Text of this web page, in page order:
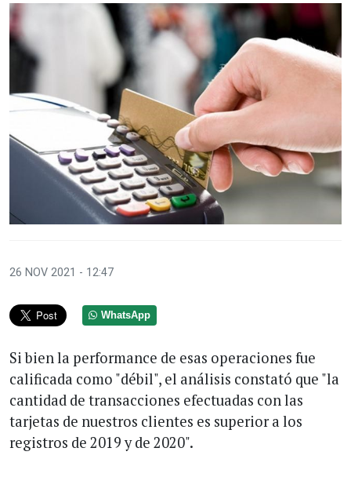
26 NOV 2021 - 12:47
WhatsApp
Si bien la performance de esas operaciones fue
calificada como "débil", el análisis constató que "la
cantidad de transacciones efectuadas con las
tarjetas de nuestros clientes es superior a los
registros de 2019 y de 2020".